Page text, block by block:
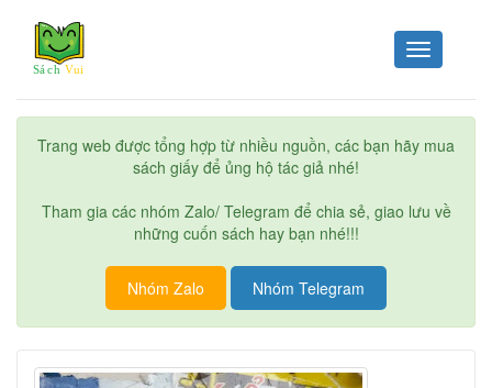
Toggle
navigation
Trang web được tổng hợp từ nhiều nguồn, các bạn hãy mua
sách giấy để ủng hộ tác giả nhé!
Tham gia các nhóm Zalo/ Telegram để chia sẻ, giao lưu về
những cuốn sách hay bạn nhé!!!
Nhóm Zalo Nhóm Telegram